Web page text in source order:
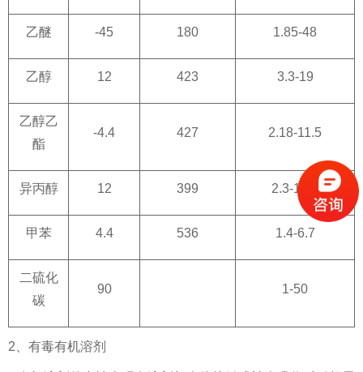
乙醚 -45 180 1.85-48
乙醇 12 423 3.3-19
乙醇乙
酯
-4.4 427 2.18-11.5
异丙醇 12 399 2.3-12.7
甲苯 4.4 536 1.4-6.7
二硫化
碳
90 1-50
2、有毒有机溶剂